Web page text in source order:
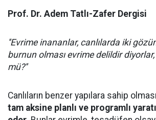
Prof. Dr. Adem Tatlı-Zafer Dergisi
''Evrime inananlar, canlılarda iki
burnun olması evrime delildir
mü?''
Canlıların benzer yapılara sahip olması
tam aksine planlı ve programlı